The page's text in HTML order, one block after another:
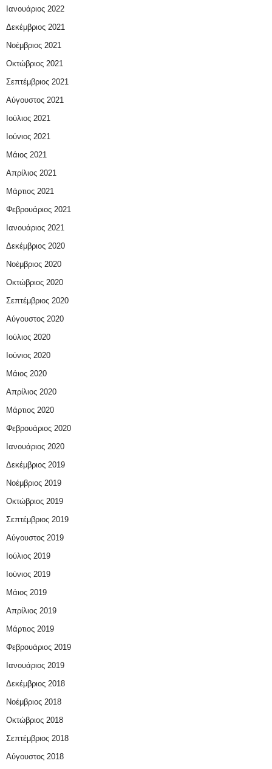
Ιανουάριος 2022
Δεκέμβριος 2021
Νοέμβριος 2021
Οκτώβριος 2021
Σεπτέμβριος 2021
Αύγουστος 2021
Ιούλιος 2021
Ιούνιος 2021
Μάιος 2021
Απρίλιος 2021
Μάρτιος 2021
Φεβρουάριος 2021
Ιανουάριος 2021
Δεκέμβριος 2020
Νοέμβριος 2020
Οκτώβριος 2020
Σεπτέμβριος 2020
Αύγουστος 2020
Ιούλιος 2020
Ιούνιος 2020
Μάιος 2020
Απρίλιος 2020
Μάρτιος 2020
Φεβρουάριος 2020
Ιανουάριος 2020
Δεκέμβριος 2019
Νοέμβριος 2019
Οκτώβριος 2019
Σεπτέμβριος 2019
Αύγουστος 2019
Ιούλιος 2019
Ιούνιος 2019
Μάιος 2019
Απρίλιος 2019
Μάρτιος 2019
Φεβρουάριος 2019
Ιανουάριος 2019
Δεκέμβριος 2018
Νοέμβριος 2018
Οκτώβριος 2018
Σεπτέμβριος 2018
Αύγουστος 2018